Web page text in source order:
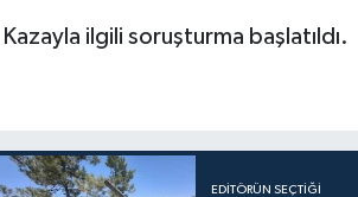
Kazayla ilgili soruşturma başlatıldı.
EDITÖRÜN SEÇTIĞI